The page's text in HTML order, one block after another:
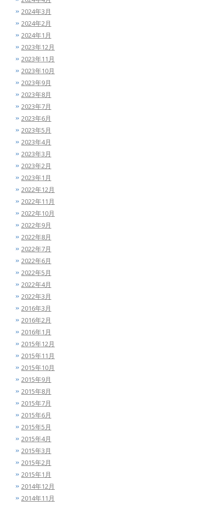
2024年3月
2024年2月
2024年1月
2023年12月
2023年11月
2023年10月
2023年9月
2023年8月
2023年7月
2023年6月
2023年5月
2023年4月
2023年3月
2023年2月
2023年1月
2022年12月
2022年11月
2022年10月
2022年9月
2022年8月
2022年7月
2022年6月
2022年5月
2022年4月
2022年3月
2016年3月
2016年2月
2016年1月
2015年12月
2015年11月
2015年10月
2015年9月
2015年8月
2015年7月
2015年6月
2015年5月
2015年4月
2015年3月
2015年2月
2015年1月
2014年12月
2014年11月